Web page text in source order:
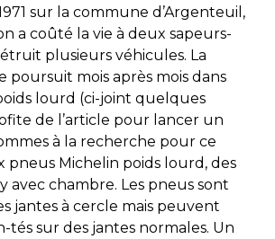
sur la commune d’Argenteuil,
a coûté la vie à deux sapeurs-
plusieurs véhicules. La
poursuit mois après mois dans
lourd (ci-joint quelques
de l’article pour lancer un
à la recherche pour ce
pneus Michelin poids lourd, des
avec chambre. Les pneus sont
jantes à cercle mais peuvent
tés sur des jantes normales. Un